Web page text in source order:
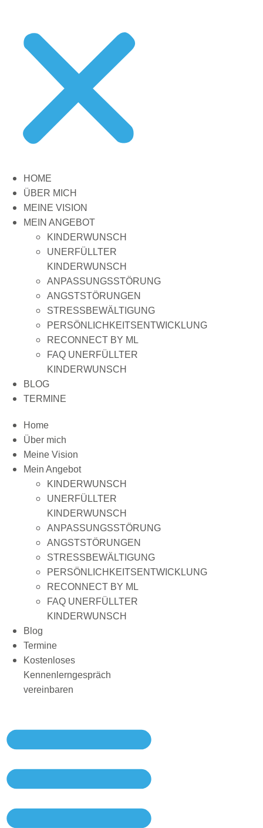
HOME
ÜBER MICH
MEINE VISION
MEIN ANGEBOT
KINDERWUNSCH
UNERFÜLLTER
KINDERWUNSCH
ANPASSUNGSSTÖRUNG
ANGSTSTÖRUNGEN
STRESSBEWÄLTIGUNG
PERSÖNLICHKEITSENTWICKLUNG
RECONNECT BY ML
FAQ UNERFÜLLTER
KINDERWUNSCH
BLOG
TERMINE
Home
Über mich
Meine Vision
Mein Angebot
KINDERWUNSCH
UNERFÜLLTER
KINDERWUNSCH
ANPASSUNGSSTÖRUNG
ANGSTSTÖRUNGEN
STRESSBEWÄLTIGUNG
PERSÖNLICHKEITSENTWICKLUNG
RECONNECT BY ML
FAQ UNERFÜLLTER
KINDERWUNSCH
Blog
Termine
Kostenloses
Kennenlerngespräch
vereinbaren